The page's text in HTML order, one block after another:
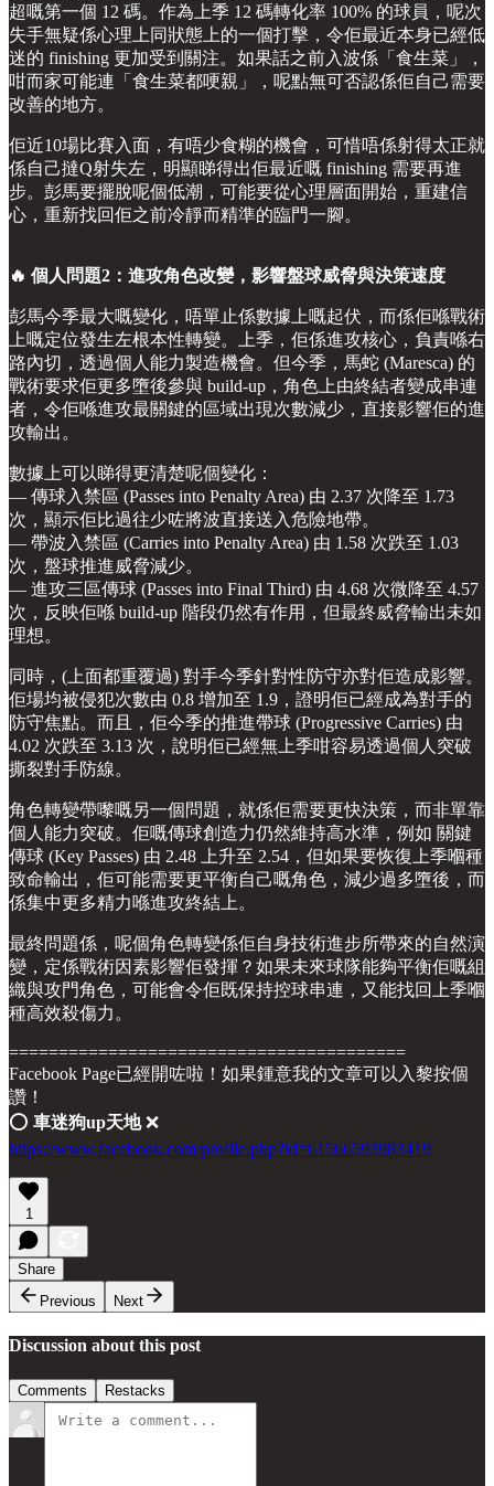
超嘅第一個 12 碼。作為上季 12 碼轉化率 100% 的球員，呢次
失手無疑係心理上同狀態上的一個打擊，令佢最近本身已經低
迷的 finishing 更加受到關注。如果話之前入波係「食生菜」，
咁而家可能連「食生菜都哽親」，呢點無可否認係佢自己需要
改善的地方。
佢近10場比賽入面，有唔少食糊的機會，可惜唔係射得太正就
係自己撻Q射失左，明顯睇得出佢最近嘅 finishing 需要再進
步。彭馬要擺脫呢個低潮，可能要從心理層面開始，重建信
心，重新找回佢之前冷靜而精準的臨門一腳。
🔥 個人問題2：進攻角色改變，影響盤球威脅與決策速度
彭馬今季最大嘅變化，唔單止係數據上嘅起伏，而係佢喺戰術
上嘅定位發生左根本性轉變。上季，佢係進攻核心，負責喺右
路內切，透過個人能力製造機會。但今季，馬蛇 (Maresca) 的
戰術要求佢更多墮後參與 build-up，角色上由終結者變成串連
者，令佢喺進攻最關鍵的區域出現次數減少，直接影響佢的進
攻輸出。
數據上可以睇得更清楚呢個變化：
— 傳球入禁區 (Passes into Penalty Area) 由 2.37 次降至 1.73
次，顯示佢比過往少咗將波直接送入危險地帶。
— 帶波入禁區 (Carries into Penalty Area) 由 1.58 次跌至 1.03
次，盤球推進威脅減少。
— 進攻三區傳球 (Passes into Final Third) 由 4.68 次微降至 4.57
次，反映佢喺 build-up 階段仍然有作用，但最終威脅輸出未如
理想。
同時，(上面都重覆過) 對手今季針對性防守亦對佢造成影響。
佢場均被侵犯次數由 0.8 增加至 1.9，證明佢已經成為對手的
防守焦點。而且，佢今季的推進帶球 (Progressive Carries) 由
4.02 次跌至 3.13 次，說明佢已經無上季咁容易透過個人突破
撕裂對手防線。
角色轉變帶嚟嘅另一個問題，就係佢需要更快決策，而非單靠
個人能力突破。佢嘅傳球創造力仍然維持高水準，例如 關鍵
傳球 (Key Passes) 由 2.48 上升至 2.54，但如果要恢復上季嗰種
致命輸出，佢可能需要更平衡自己嘅角色，減少過多墮後，而
係集中更多精力喺進攻終結上。
最終問題係，呢個角色轉變係佢自身技術進步所帶來的自然演
變，定係戰術因素影響佢發揮？如果未來球隊能夠平衡佢嘅組
織與攻門角色，可能會令佢既保持控球串連，又能找回上季嗰
種高效殺傷力。
========================================
Facebook Page已經開咗啦！如果鍾意我的文章可以入黎按個
讚！
⭕️ 車迷狗up天地❌
https://www.facebook.com/profile.php?id=61566593983419
1
Share
Previous
Next
Discussion about this post
Comments Restacks